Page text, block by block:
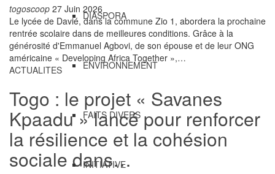
DIASPORA
ENVIRONNEMENT
FAITS DIVERS
INITIATIVE
togoscoop 27 Juin 2026
Le lycée de Davié, dans la commune Zio 1, abordera la prochaine
rentrée scolaire dans de meilleures conditions. Grâce à la
générosité d'Emmanuel Agbovi, de son épouse et de leur ONG
américaine « Developing Africa Together »,…
ACTUALITES
Togo : le projet « Savanes
Kpaadu » lancé pour renforcer
la résilience et la cohésion
sociale dans…